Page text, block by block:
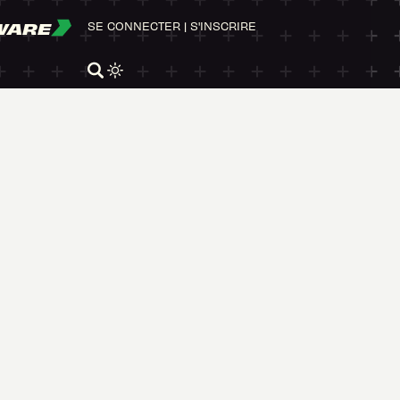
SE CONNECTER | S'INSCRIRE